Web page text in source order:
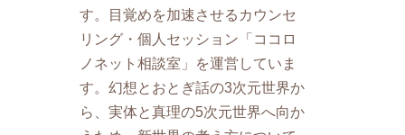
す。目覚めを加速させるカウンセ
リング・個人セッション「ココロ
ノネット相談室」を運営していま
す。幻想とおとぎ話の3次元世界か
ら、実体と真理の5次元世界へ向か